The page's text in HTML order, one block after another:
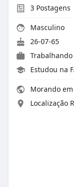
3Postagens
Masculino
26-07-65
Estudou na
Morando
Localização